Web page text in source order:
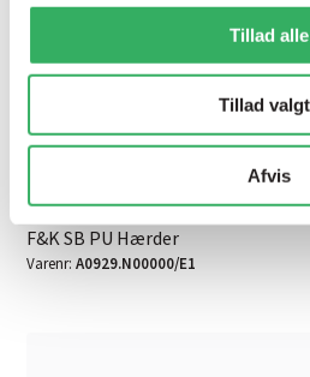
de har indsamlet fra din brug af
Tillad alle
Tillad
Afvis
F&K SB PU Hærder
Varenr:A0929.N00000/E1